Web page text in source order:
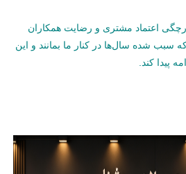
اعتماد مشتری و رضایت همکاران
سبب شده سال‌ها در کنار ما بمانند و این
پیدا کند.